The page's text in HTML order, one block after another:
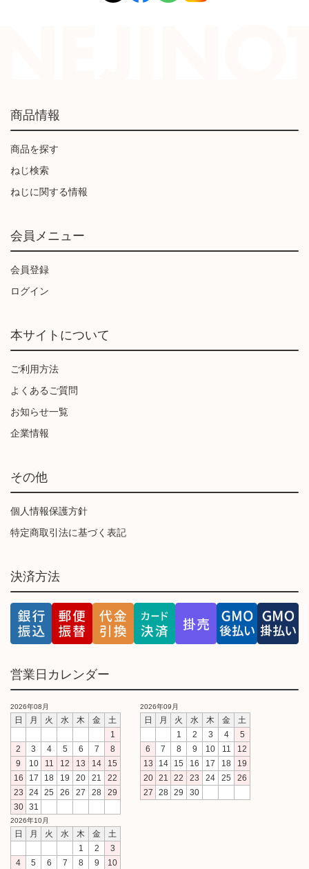
商品情報
商品を探す
ねじ検索
ねじに関する情報
会員メニュー
会員登録
ログイン
本サイトについて
ご利用方法
よくあるご質問
お知らせ一覧
企業情報
その他
個人情報保護方針
特定商取引法に基づく表記
決済方法
営業日カレンダー
2026年08月
日 月 火 水 木 金
土
1
2
3 4 5 6 7
8
9
10 11 12 13 14
15
16
17 18 19 20 21
22
23
24 25 26 27 28
29
30
31
2026年09月
日 月 火 水 木 金
土
1
2 3 4
5
6
7 8 9 10 11
12
13
14 15 16 17 18
19
20
21 22 23 24 25
26
27
28 29 30
2026年10月
日 月 火 水 木 金
土
1
2
3
4
5 6 7 8 9 10